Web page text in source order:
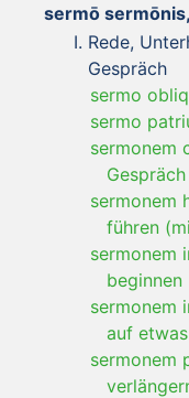
sermō
Rede,
Gespräch
sermo
sermo
sermonem
sermonem
führen
sermonem
beginnen
sermonem
auf
sermonem